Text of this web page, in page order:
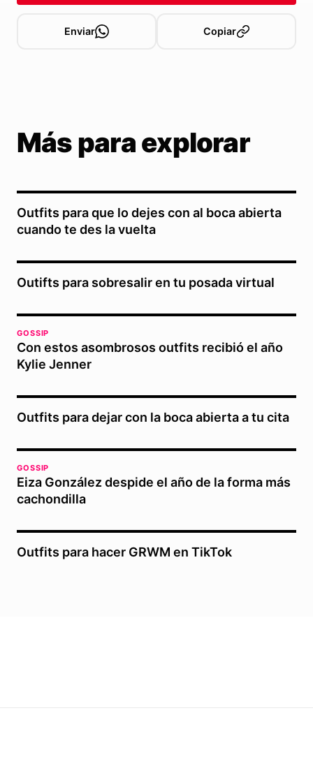
Enviar Copiar
Más para explorar
Outfits para que lo dejes con al boca abierta
cuando te des la vuelta
Outifts para sobresalir en tu posada virtual
GOSSIP
Con estos asombrosos outfits recibió el año
Kylie Jenner
Outfits para dejar con la boca abierta a tu cita
GOSSIP
Eiza González despide el año de la forma más
cachondilla
Outfits para hacer GRWM en TikTok